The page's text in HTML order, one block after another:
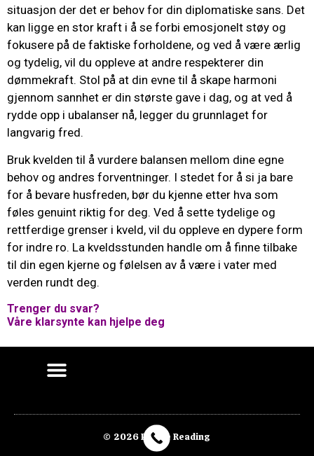
situasjon der det er behov for din diplomatiske sans. Det
kan ligge en stor kraft i å se forbi emosjonelt støy og
fokusere på de faktiske forholdene, og ved å være ærlig
og tydelig, vil du oppleve at andre respekterer din
dømmekraft. Stol på at din evne til å skape harmoni
gjennom sannhet er din største gave i dag, og at ved å
rydde opp i ubalanser nå, legger du grunnlaget for
langvarig fred.
Bruk kvelden til å vurdere balansen mellom dine egne
behov og andres forventninger. I stedet for å si ja bare
for å bevare husfreden, bør du kjenne etter hva som
føles genuint riktig for deg. Ved å sette tydelige og
rettferdige grenser i kveld, vil du oppleve en dypere form
for indre ro. La kveldsstunden handle om å finne tilbake
til din egen kjerne og følelsen av å være i vater med
verden rundt deg.
Trenger du svar?
Våre klarsynte kan hjelpe deg
© 2026 Purple Reading